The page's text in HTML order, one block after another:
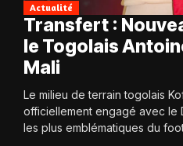
Actualité
Transfert :
le Togolais
Mali
Le milieu de terrain togolais
officiellement engagé avec le
les plus emblématiques du